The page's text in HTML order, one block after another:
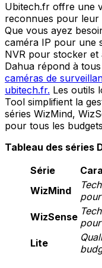
Ubitech.fr offre une
reconnues pour leur
Que vous ayez
caméra IP pour une
NVR pour stocker et
Dahua répond à
caméras de
ubitech.fr. Les outils
Tool simplifient la
séries WizMind,
pour tous les
Tableau des séries
Série
WizMind
WizSense
Lite